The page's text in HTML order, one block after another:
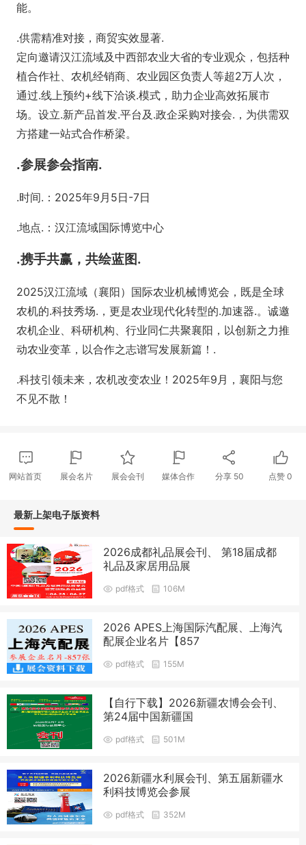
能。
.供需精准对接，商贸实效显著.
定向邀请汉江流域及中西部农业大省的专业观众，包括种
植合作社、农机经销商、农业园区负责人等超2万人次，
通过.线上预约+线下洽谈.模式，助力企业高效拓展市
场。设立.新产品首发.平台及.政企采购对接会.，为供需双
方搭建一站式合作桥梁。
.参展参会指南.
.时间.：2025年9月5日-7日
.地点.：汉江流域国际博览中心
.携手共赢，共绘蓝图.
2025汉江流域（襄阳）国际农业机械博览会，既是全球
农机的.科技秀场.，更是农业现代化转型的.加速器.。诚邀
农机企业、科研机构、行业同仁共聚襄阳，以创新之力推
动农业变革，以合作之志谱写发展新篇！.
.科技引领未来，农机改变农业！2025年9月，襄阳与您
不见不散！
网站首页 展会名片 展会会刊 媒体合作 分享 50 点赞0
最新上架电子版资料
2026成都礼品展会刊、 第18届成都
礼品及家居用品展
pdf格式 106M
2026 APES上海国际汽配展、上海汽
配展企业名片【857
pdf格式 155M
【自行下载】2026新疆农博会会刊、
第24届中国新疆国
pdf格式 501M
2026新疆水利展会刊、第五届新疆水
利科技博览会参展
pdf格式 352M